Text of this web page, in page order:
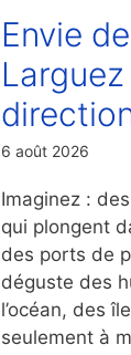
Envie
6 août 2026
Imaginez :
qui plongent
des ports de
déguste des
l’océan, des
seulement à